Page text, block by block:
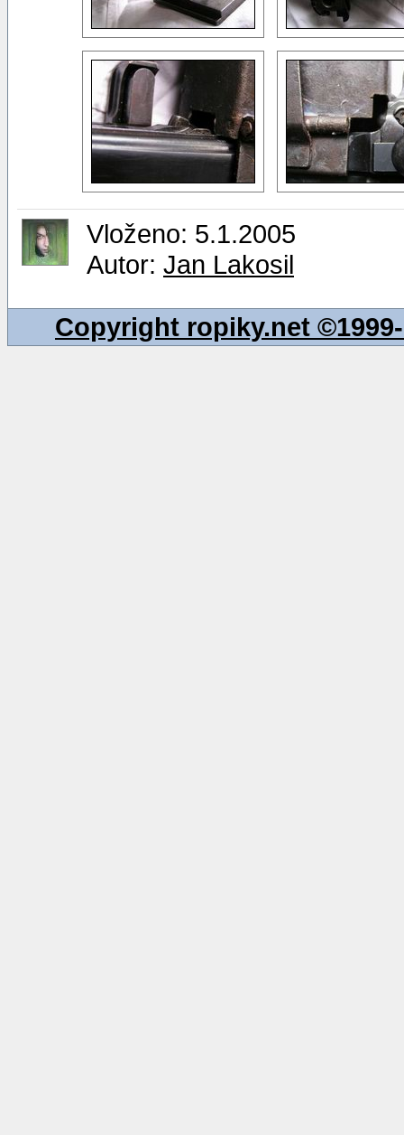
Vloženo: 5.1.2005
Autor: Jan Lakosil
Copyright ropiky.net